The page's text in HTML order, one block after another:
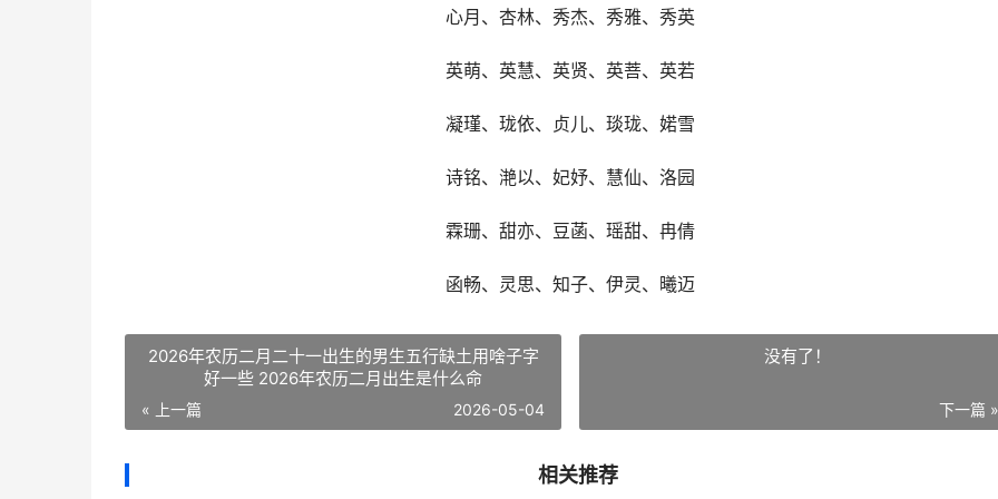
心月、杏林、秀杰、秀雅、秀英
英萌、英慧、英贤、英菩、英若
凝瑾、珑依、贞儿、琰珑、婼雪
诗铭、滟以、妃妤、慧仙、洛园
霖珊、甜亦、豆菡、瑶甜、冉倩
函畅、灵思、知子、伊灵、曦迈
2026年农历二月二十一出生的男生五行缺土用啥子字
好一些 2026年农历二月出生是什么命
« 上一篇 2026-05-04
没有了！
下一篇 »
相关推荐